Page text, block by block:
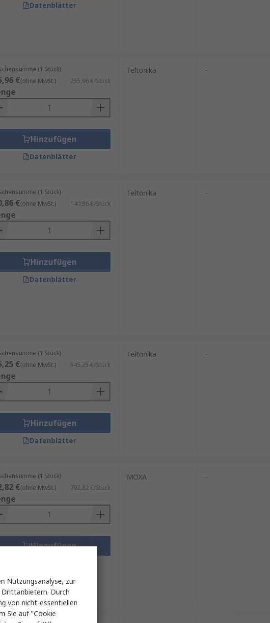
Datenblätter
(1 Stück)
€(ohne MwSt.) 255,96 €/Stück
Hinzufügen
Datenblätter
Teltonika -
(1 Stück)
€(ohne MwSt.) 140,86 €/Stück
Hinzufügen
Datenblätter
Teltonika -
(1 Stück)
€(ohne MwSt.) 545,25 €/Stück
Hinzufügen
Datenblätter
Teltonika -
(1 Stück)
€(ohne MwSt.) 792,82 €/Stück
Hinzufügen
MOXA -
Nutzungsanalyse, zur
Drittanbietern. Durch
von nicht-essentiellen
Sie auf "Cookie